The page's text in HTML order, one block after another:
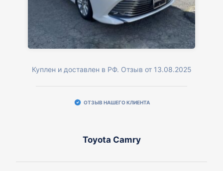
Куплен и доставлен в РФ. Отзыв от 13.08.2025
ОТЗЫВ НАШЕГО КЛИЕНТА
Toyota Camry